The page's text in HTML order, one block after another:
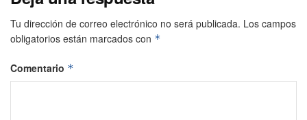
Tu dirección de correo electrónico no será publicada. Los campos
obligatorios están marcados con *
Comentario *